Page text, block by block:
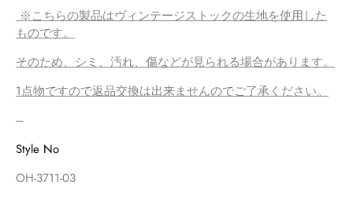
PRODUCT
COVERED
※こちらの製品はヴィンテージストックの生地を使用した
ものです。
そのため、シミ、汚れ、傷などが見られる場合があります。
1点物ですので返品交換は出来ませんのでご了承ください。
‐‐‐
Style No
OH-3711-03